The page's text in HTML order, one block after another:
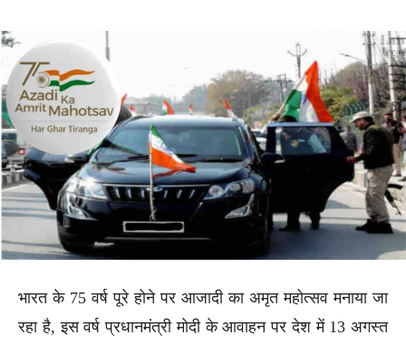
भारत के 75 वर्ष पूरे होने पर आजादी का अमृत महोत्सव मनाया जा
रहा है, इस वर्ष प्रधानमंत्री मोदी के आवाहन पर देश में 13 अगस्त